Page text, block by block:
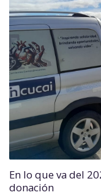
En lo que va del
donación